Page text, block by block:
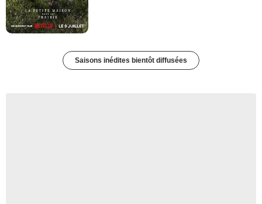
Saisons inédites bientôt diffusées